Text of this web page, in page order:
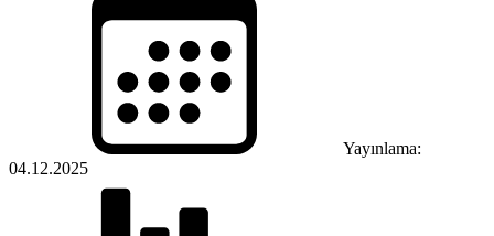
Yayınlama:
04.12.2025